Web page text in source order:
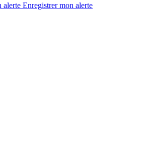
alerte Enregistrermon alerte